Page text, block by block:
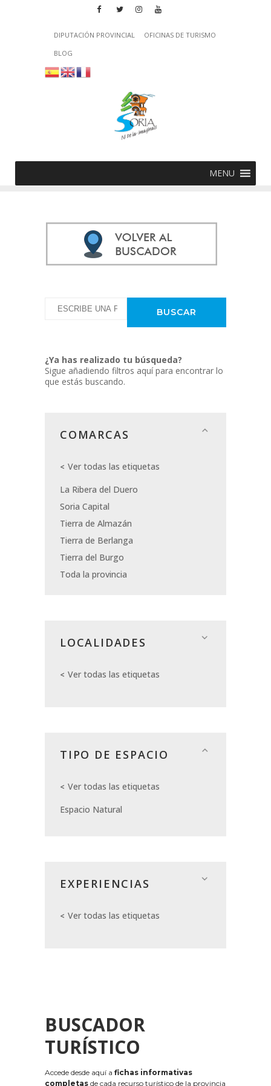
DIPUTACIÓN PROVINCIAL
OFICINAS DE TURISMO
BLOG
MENU
¿Ya has realizado tu búsqueda?
Sigue añadiendo filtros aquí para encontrar lo
que estás buscando.
COMARCAS
Ver todas las etiquetas
La Ribera del Duero
Soria Capital
Tierra de Almazán
Tierra de Berlanga
Tierra del Burgo
Toda la provincia
LOCALIDADES
Ver todas las etiquetas
TIPO DE ESPACIO
Ver todas las etiquetas
Espacio Natural
EXPERIENCIAS
Ver todas las etiquetas
BUSCADOR
TURÍSTICO
Accede desde aquí a fichas informativas
completas de cada recurso turístico de la provincia